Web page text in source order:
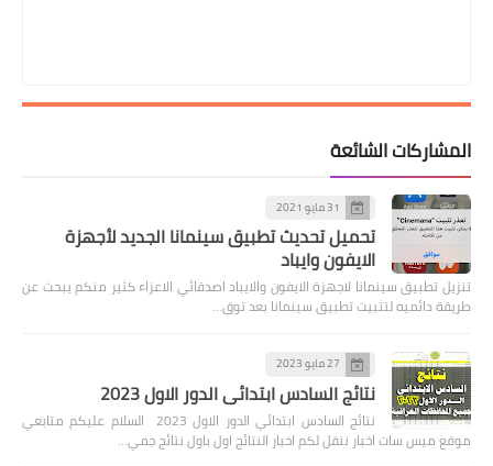
المشاركات الشائعة
31 مايو 2021
تحميل تحديث تطبيق سينمانا الجديد لأجهزة
الايفون وايباد
تنزيل تطبيق سينمانا لاجهزة الايفون والايباد اصدقائي الاعزاء كثير منكم يبحث عن
طريقة دائميه لتثبيت تطبيق سينمانا بعد توق…
27 مايو 2023
نتائج السادس ابتدائي الدور الاول 2023
نتائج السادس ابتدائي الدور الاول 2023 السلام عليكم متابعي
موقع ميس سات اخبار ننقل لكم اخبار النتائج اول باول نتائج جمي…